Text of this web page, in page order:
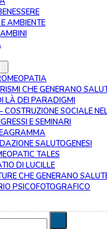
AMBIENTE
CHE GENERANO
LÀ DEI PARADIGMI
COSTRUZIONE SOCIALE
E SEMINARI
SALUTOGENESI
TALES
DI LUCILLE
CHE GENERANO
PSICOFOTOGRAFICO